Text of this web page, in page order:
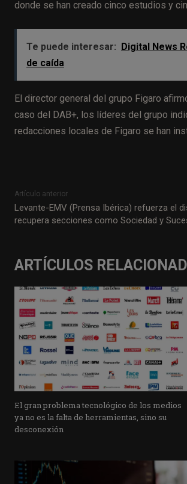
donde se han creado cinco estudios y
Te puede interesar: Digital News
de caída
El director general del grupo Figaro
caso del DAB+, los líderes del grupo
redacciones locales de Figaro se han
Artículo anterior
Levante-EMV (Prensa Ibérica) refuerza el
recupera secciones como Sociedad y
ARTÍCULOS
El gran problema tecnológico de los medios
ya no es la falta de herramientas, sino su
desconexión